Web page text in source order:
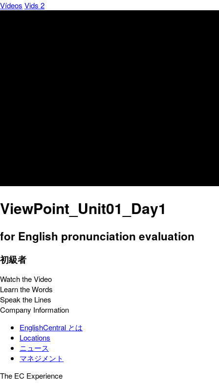
Vídeos Vids 2
ViewPoint_Unit01_Day1
for English pronunciation evaluation
初級者
Watch the Video
Learn the Words
Speak the Lines
Company Information
EnglishCentral とは
Locations
ニュース
マネジメント
The EC Experience